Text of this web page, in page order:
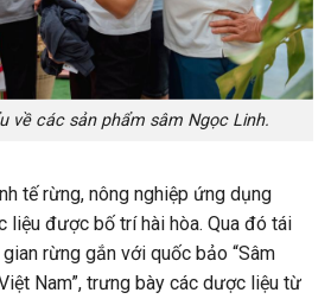
về các sản phẩm sâm Ngọc Linh.
tế rừng, nông nghiệp ứng dụng
liệu được bố trí hài hòa. Qua đó tái
rừng gắn với quốc bảo “Sâm
Nam”, trưng bày các dược liệu từ